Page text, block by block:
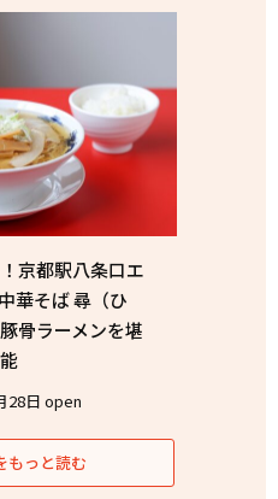
京都駅八条口エ
華そば 尋（ひ
骨ラーメンを堪
能
28日 open
もっと読む